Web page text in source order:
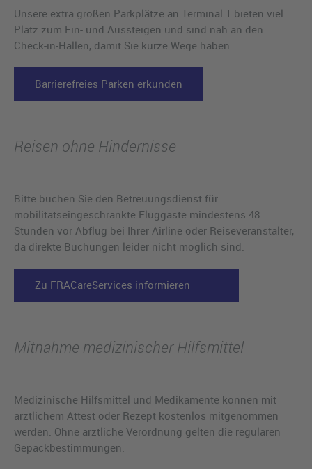
Unsere extra großen Parkplätze an Terminal 1 bieten viel
Platz zum Ein- und Aussteigen und sind nah an den
Check-in-Hallen, damit Sie kurze Wege haben.
Barrierefreies Parken erkunden
Reisen ohne Hindernisse
Bitte buchen Sie den Betreuungsdienst für
mobilitätseingeschränkte Fluggäste mindestens 48
Stunden vor Abflug bei Ihrer Airline oder Reiseveranstalter,
da direkte Buchungen leider nicht möglich sind.
Zu FRACareServices informieren
Mitnahme medizinischer Hilfsmittel
Medizinische Hilfsmittel und Medikamente können mit
ärztlichem Attest oder Rezept kostenlos mitgenommen
werden. Ohne ärztliche Verordnung gelten die regulären
Gepäckbestimmungen.